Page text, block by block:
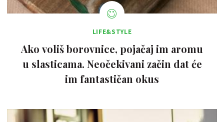
LIFE&STYLE
Ako voliš borovnice, pojačaj im aromu
u slasticama. Neočekivani začin dat će
im fantastičan okus